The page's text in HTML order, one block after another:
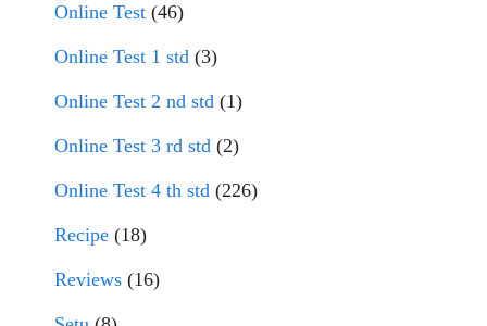
Online Test (46)
Online Test 1 std (3)
Online Test 2 nd std (1)
Online Test 3 rd std (2)
Online Test 4 th std (226)
Recipe (18)
Reviews (16)